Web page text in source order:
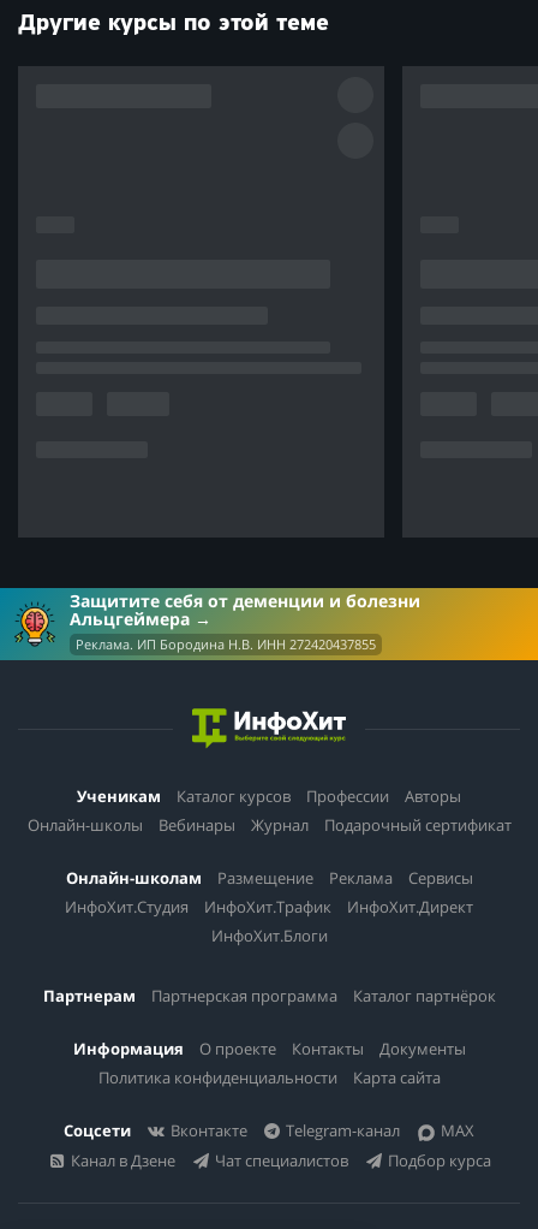
Другие курсы по этой теме
Защитите себя от деменции и болезни
Альцгеймера
Реклама. ИП Бородина Н.В. ИНН 272420437855
Ученикам Каталог курсов Профессии
Авторы
Онлайн-школы
Вебинары Журнал Подарочный сертификат
Онлайн-школам Размещение Реклама
Сервисы
ИнфоХит.Студия
ИнфоХит.Трафик
ИнфоХит.Директ
ИнфоХит.Блоги
Партнерам Партнерская программа Каталог партнёрок
Информация О проекте Контакты
Документы
Политика конфиденциальности
Карта сайта
Соцсети Вконтакте Telegram-канал
MAX
Канал в Дзене
Чат специалистов Подбор курса